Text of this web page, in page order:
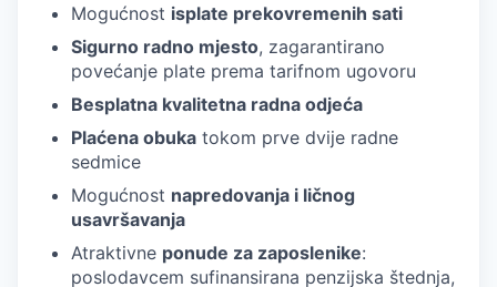
Mogućnost isplate prekovremenih sati
Sigurno radno mjesto, zagarantirano
povećanje plate prema tarifnom ugovoru
Besplatna kvalitetna radna odjeća
Plaćena obuka tokom prve dvije radne
sedmice
Mogućnost napredovanja i ličnog
usavršavanja
Atraktivne ponude za zaposlenike:
poslodavcem sufinansirana penzijska štednja,